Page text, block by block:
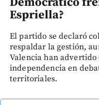
Espriella?
El partido se declaró
respaldar la gestión,
Valencia han
independencia en
territoriales.